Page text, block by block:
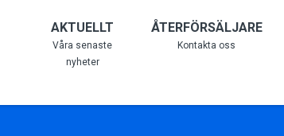
AKTUELLT
Våra senaste
nyheter
ÅTERFÖRSÄLJARE
Kontakta oss